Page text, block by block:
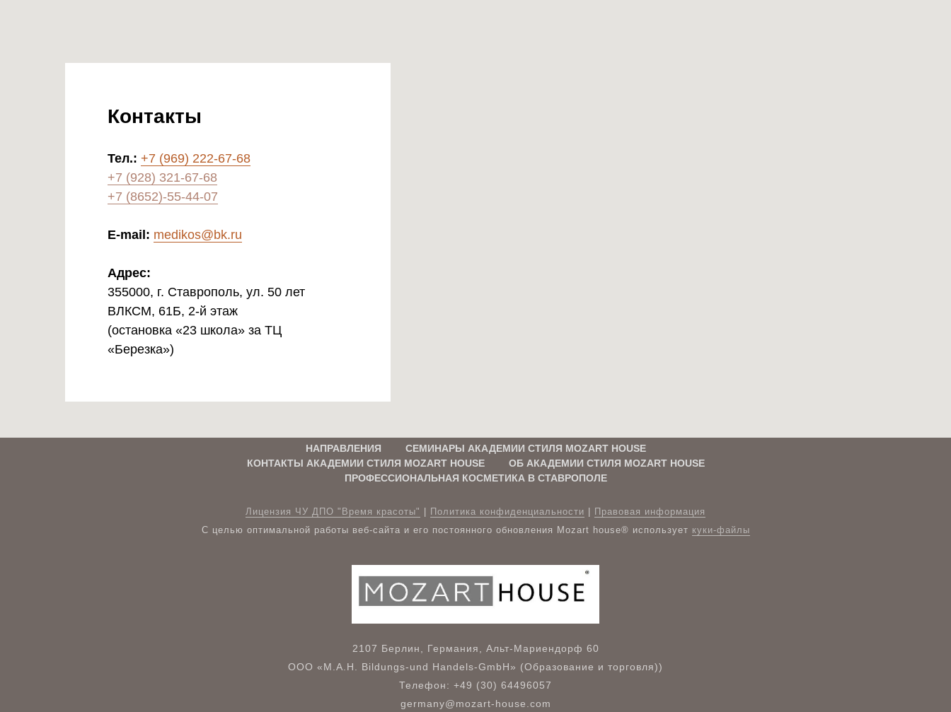
Контакты
Тел.: +7 (969) 222-67-68
+7 (928) 321-67-68
+7 (8652)-55-44-07
E-mail: medikos@bk.ru
Адрес:
355000, г. Ставрополь, ул. 50 лет
ВЛКСМ, 61Б, 2-й этаж
(остановка «23 школа» за ТЦ
«Березка»)
НАПРАВЛЕНИЯ
СЕМИНАРЫ АКАДЕМИИ СТИЛЯ MOZART HOUSE
КОНТАКТЫ АКАДЕМИИ СТИЛЯ MOZART HOUSE
ОБ АКАДЕМИИ СТИЛЯ MOZART HOUSE
ПРОФЕССИОНАЛЬНАЯ КОСМЕТИКА В СТАВРОПОЛЕ
Лицензия ЧУ ДПО "Время красоты" Политика конфиденциальности
Правовая информация
С целью оптимальной работы веб-сайта и его постоянного обновления Mozart house® использует куки-файлы
2107 Берлин, Германия, Альт-Мариендорф 60
ООО «M.A.H. Bildungs-und Handels-GmbH» (Образование и торговля))
Телефон: +49 (30) 64496057
germany@mozart-house.com